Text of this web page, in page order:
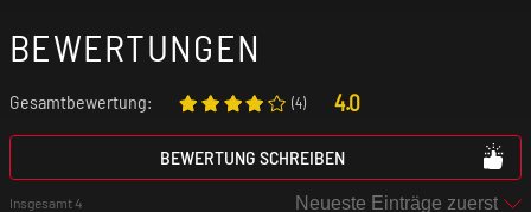
BEWERTUNGEN
Gesamtbewertung: (4) 4.0
BEWERTUNG SCHREIBEN
Insgesamt 4